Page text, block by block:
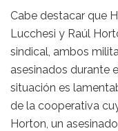
Cabe destacar que
Lucchesi y Raúl
sindical, ambos
asesinados durante
situación es
de la cooperativa
Horton, un